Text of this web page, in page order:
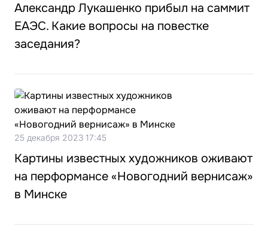
Александр Лукашенко прибыл на саммит
ЕАЭС. Какие вопросы на повестке
заседания?
25 декабря 2023 17:45
Картины известных художников оживают
на перформансе «Новогодний вернисаж»
в Минске